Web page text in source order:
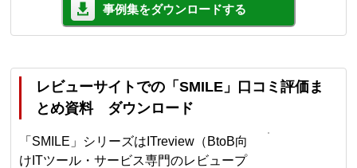
事例集をダウンロードする
レビューサイトでの「SMILE」口コミ評価ま
とめ資料 ダウンロード
「SMILE」シリーズはITreview（BtoB向
けITツール・サービス専門のレビュープ